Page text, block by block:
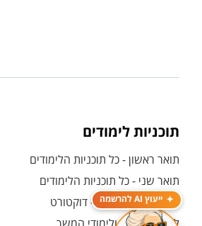
ייעוץ AI להרשמה
תוכניות לימודים
תואר ראשון - כל תוכניות הלימודים
תואר שני - כל תוכניות הלימודים
לימודי תואר שלישי - דוקטורט